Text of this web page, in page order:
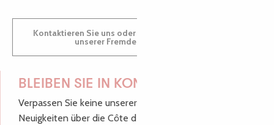
Kontaktieren Sie uns oder besuchen Sie uns in einem
unserer Fremdenverkehrsbüros.
BLEIBEN SIE IN KONTAKT!
Verpassen Sie keine unserer guten Tipps und
Neuigkeiten über die Côte de Granit Rose, melden Sie